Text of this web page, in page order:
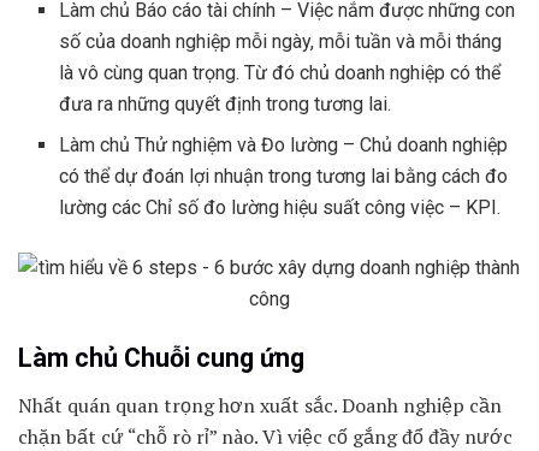
Làm chủ Báo cáo tài chính – Việc nắm được những con
số của doanh nghiệp mỗi ngày, mỗi tuần và mỗi tháng
là vô cùng quan trọng. Từ đó chủ doanh nghiệp có thể
đưa ra những quyết định trong tương lai.
Làm chủ Thử nghiệm và Đo lường – Chủ doanh nghiệp
có thể dự đoán lợi nhuận trong tương lai bằng cách đo
lường các Chỉ số đo lường hiệu suất công việc – KPI.
Làm chủ Chuỗi cung ứng
Nhất quán quan trọng hơn xuất sắc. Doanh nghiệp cần
chặn bất cứ “chỗ rò rỉ” nào. Vì việc cố gắng đổ đầy nước